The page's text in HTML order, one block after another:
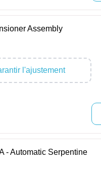
Assembly
l'ajustement
- Automatic Serpentine